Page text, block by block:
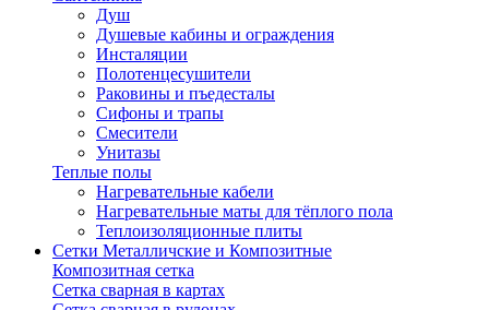
Душ
Душевые кабины и ограждения
Инсталяции
Полотенцесушители
Раковины и пъедесталы
Сифоны и трапы
Смесители
Унитазы
Теплые полы
Нагревательные кабели
Нагревательные маты для тёплого пола
Теплоизоляционные плиты
Сетки Металличские и Композитные
Композитная сетка
Сетка сварная в картах